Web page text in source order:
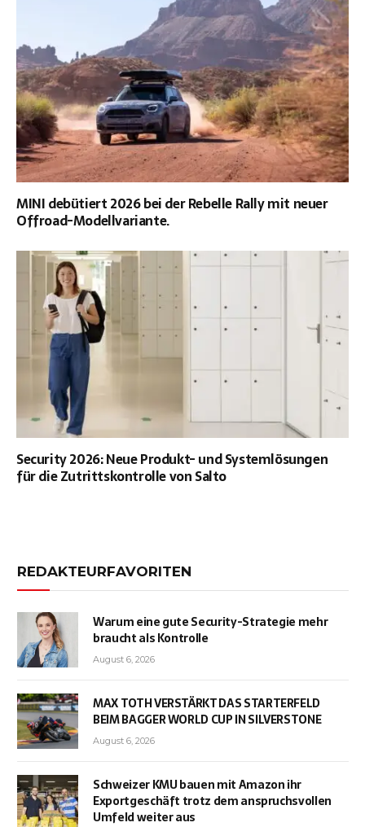
MINI debütiert 2026 bei der Rebelle Rally mit neuer
Offroad-Modellvariante.
Security 2026: Neue Produkt- und Systemlösungen
für die Zutrittskontrolle von Salto
REDAKTEURFAVORITEN
Warum eine gute Security-Strategie mehr
braucht als Kontrolle
August 6, 2026
MAX TOTH VERSTÄRKT DAS STARTERFELD
BEIM BAGGER WORLD CUP IN SILVERSTONE
August 6, 2026
Schweizer KMU bauen mit Amazon ihr
Exportgeschäft trotz dem anspruchsvollen
Umfeld weiter aus